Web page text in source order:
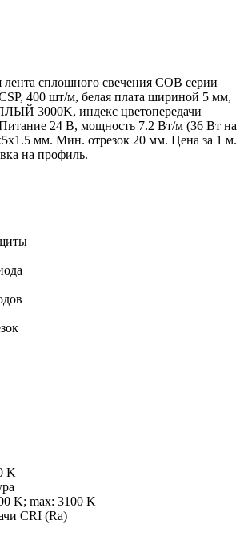
лента сплошного свечения COB серии
400 шт/м, белая плата шириной 5 мм,
3000K, индекс цветопередачи
24 В, мощность 7.2 Вт/м (36 Вт на
мм. Мин. отрезок 20 мм. Цена за 1 м.
на профиль.
K
K; max: 3100 K
CRI (Ra)